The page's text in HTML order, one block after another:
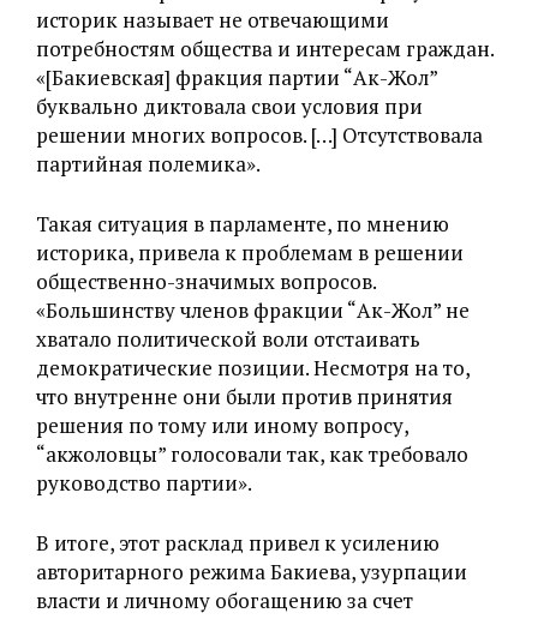
историк называет не отвечающими
потребностям общества и интересам граждан.
«[Бакиевская] фракция партии “‎Ак-Жол”
буквально диктовала свои условия при
решении многих вопросов. […] Отсутствовала
партийная полемика».
Такая ситуация в парламенте, по мнению
историка, привела к проблемам в решении
общественно-значимых вопросов.
«‎Большинству членов фракции “‎Ак-Жол” не
хватало политической воли отстаивать
демократические позиции. Несмотря на то,
что внутренне они были против принятия
решения по тому или иному вопросу,
“акжоловцы” голосовали так, как требовало
руководство партии».
В итоге, этот расклад привел к усилению
авторитарного режима Бакиева, узурпации
власти и личному обогащению за счет